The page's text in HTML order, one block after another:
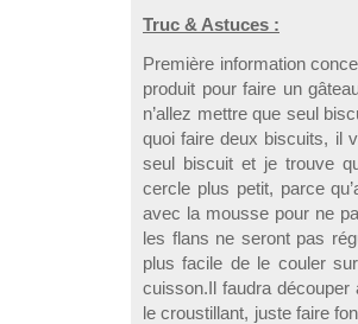
Truc & Astuces :
Première information
produit pour faire un
n’allez mettre que seul
quoi faire deux biscuits, il
seul biscuit et je trouve
cercle plus petit, parce
avec la mousse pour ne
les flans ne seront pas
plus facile de le couler
cuisson.Il faudra
le croustillant, juste faire